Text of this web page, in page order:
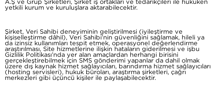
A.Ş ve Grup Şirketleri, Şirket iş ortakları ve tedarikçileri ile hukuken
yetkili kurum ve kuruluşlara aktarabilecektir.
Şirket, Veri Sahibi deneyiminin geliştirilmesi (iyileştirme ve
kişiselleştirme dâhil), Veri Sahibi’nin güvenliğini sağlamak, hileli ya
da izinsiz kullanımları tespit etmek, operasyonel değerlendirme
araştırılması, Site hizmetlerine ilişkin hataların giderilmesi ve işbu
Gizlilik Politikası’nda yer alan amaçlardan herhangi birisini
gerçekleştirebilmek için SMS gönderimi yapanlar da dahil olmak
üzere dış kaynak hizmet sağlayıcıları, barındırma hizmet sağlayıcıları
(hosting servisleri), hukuk büroları, araştırma şirketleri, çağrı
merkezleri gibi üçüncü kişiler ile paylaşabilecektir.